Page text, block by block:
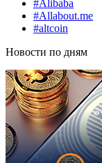
#Alibaba
#Allabout.me
#altcoin
Новости по дням